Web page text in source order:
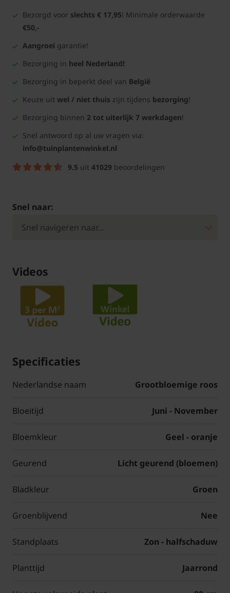
Bezorgd voor slechts € 17,95! Minimale orderwaarde
€50,-
Aangroei garantie!
Bezorging in heel Nederland!
Bezorging in beperkt deel van België
Keuze uit wel / niet thuis zijn tijdens bezorging!
Bezorging binnen 2 tot uiterlijk 7 werkdagen!
Snel antwoord op al uw vragen via:
info@tuinplantenwinkel.nl
9.5 uit 41029 beoordelingen
Snel naar:
Videos
Specificaties
Nederlandse naam Grootbloemige roos
Bloeitijd Juni - November
Bloemkleur Geel - oranje
Geurend Licht geurend (bloemen)
Bladkleur Groen
Groenblijvend Nee
Standplaats Zon - halfschaduw
Planttijd Jaarrond